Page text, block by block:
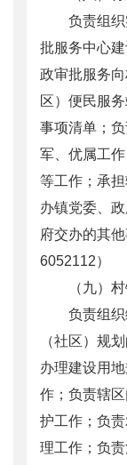
负责组
批服务中心
政审批服务
区）便民服
事项清单；
军、优属工
等工作；承
办镇党委、
府交办的其
6052112）
（九）
负责组
（社区）规
办理建设用
作；负责辖
护工作；负
理工作；负